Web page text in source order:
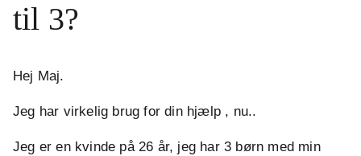
til 3?
Hej Maj.
Jeg har virkelig brug for din hjælp , nu..
Jeg er en kvinde på 26 år, jeg har 3 børn med min